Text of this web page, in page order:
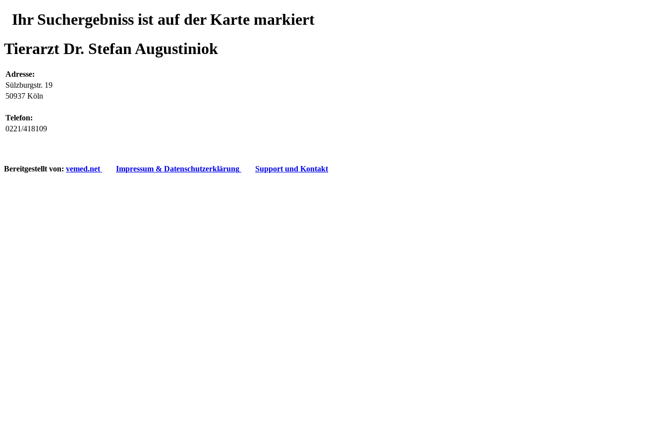
Ihr Suchergebniss ist auf der Karte markiert
Tierarzt Dr. Stefan Augustiniok
Adresse:
Sülzburgstr. 19
50937 Köln
Telefon:
0221/418109
Bereitgestellt von: vemed.net Impressum & Datenschutzerklärung Support und Kontakt